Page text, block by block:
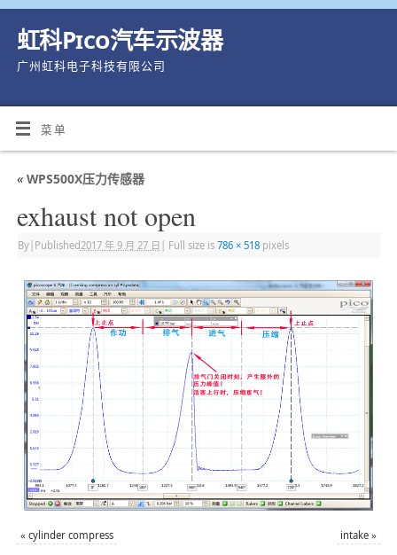
虹科Pico汽车示波器
广州虹科电子科技有限公司
菜单
«WPS500X压力传感器
exhaust not open
By| Published 2017 年 9 月 27 日 Full size is 786 × 518pixels
« cylinder compress intake »